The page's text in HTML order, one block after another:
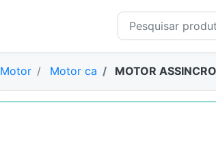
Motor Motor ca MOTOR